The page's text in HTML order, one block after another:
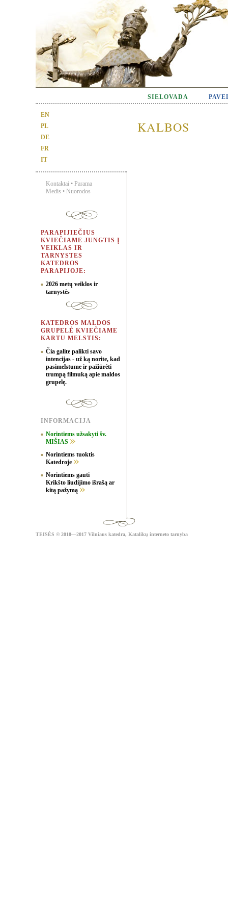
SIELOVADA
EN
PL
DE
FR
IT
Kontaktai • Parama
Medis • Nuorodos
PARAPIJIEČIUS
KVIEČIAME JUNGTIS Į
VEIKLAS IR
TARNYSTES
KATEDROS
PARAPIJOJE:
2026 metų veiklos ir
tarnystės
KATEDROS MALDOS
GRUPELĖ KVIEČIAME
KARTU MELSTIS:
Čia galite palikti savo
intencijas - už ką norite, kad
pasimelstume ir pažiūrėti
trumpą filmuką apie maldos
grupelę.
INFORMACIJA
Norintiems užsakyti šv.
MIŠIAS
Norintiems tuoktis
Katedroje
Norintiems gauti
Krikšto liudijimo išrašą ar
kitą pažymą
KALBOS
TEISĖS © 2010—2017 Vilniaus katedra, Katalikų interneto tarnyba